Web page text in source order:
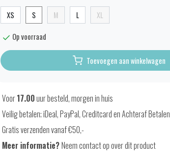
XS S M L XL
Op voorraad
Toevoegen aan winkelwagen
Voor17.00uur besteld, morgen in huis
Veilig betalen; iDeal, PayPal, Creditcard en Achteraf Betalen
Gratis verzenden vanaf €50,-
Meer informatie?Neem contact op over dit product